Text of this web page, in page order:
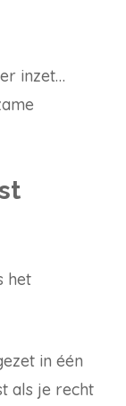
inzet…
het
in één
als je recht